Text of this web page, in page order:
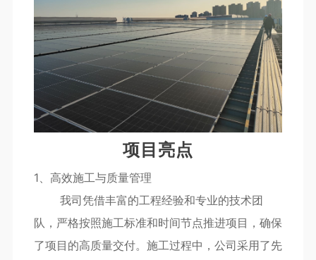
项目亮点
1、高效施工与质量管理
我司凭借丰富的工程经验和专业的技术团
队，严格按照施工标准和时间节点推进项目，确保
了项目的高质量交付。施工过程中，公司采用了先